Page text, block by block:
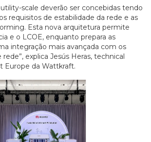
utility-scale deverão ser concebidas tendo
requisitos de estabilidade da rede e as
Esta nova arquitetura permite
e o LCOE, enquanto prepara as
integração mais avançada com os
explica Jesús Heras, technical
Europe da Wattkraft.